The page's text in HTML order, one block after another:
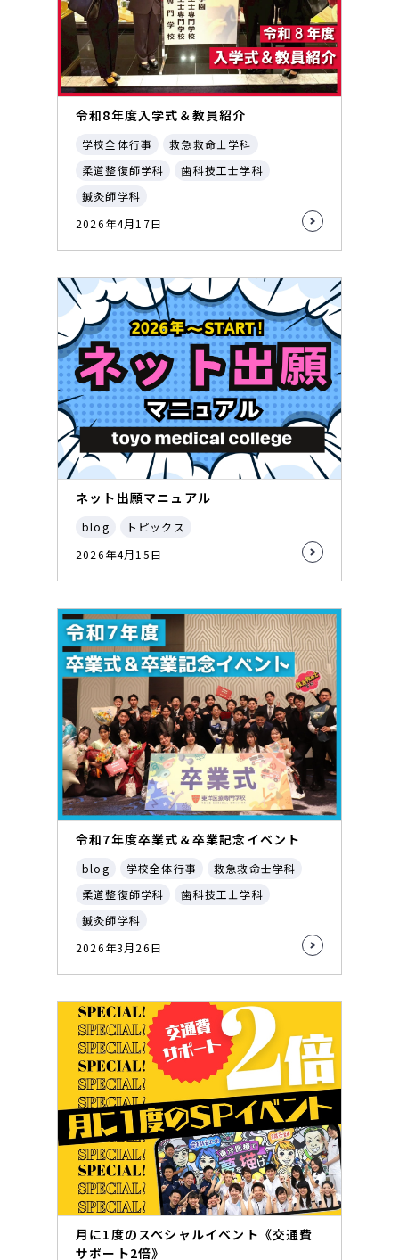
令和8年度入学式＆教員紹介
学校全体行事
救急救命士学科
柔道整復師学科
歯科技工士学科
鍼灸師学科
2026年4月17日
ネット出願マニュアル
blog
トピックス
2026年4月15日
令和7年度卒業式＆卒業記念イベント
blog 学校全体行事
救急救命士学科
柔道整復師学科
歯科技工士学科
鍼灸師学科
2026年3月26日
月に1度のスペシャルイベント《交通費
サポート2倍》